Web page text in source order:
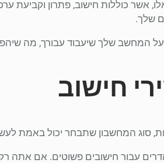
אשר כוללות חישוב, פתרון וקביעת
שלך.
על המחשב שלך שיעבוד עבורך, מה
חישוב
סוג המחשבון שתבחר יכול באמת
עבור חישובים פשוטים. אם אתה